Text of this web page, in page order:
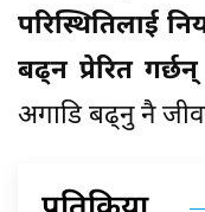
परिस्थितिलाई
बढ्न प्रेरित गर्छन्
अगाडि बढ्नु नै